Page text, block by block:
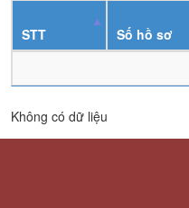
STT Số hồ sơ
Không có dữ liệu